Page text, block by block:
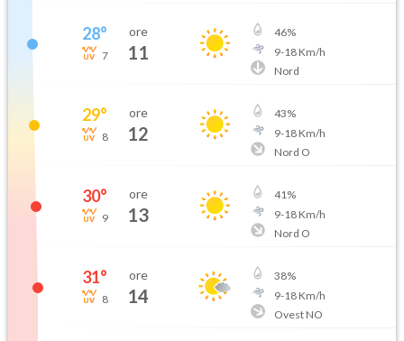
28°
7
ore
11
46%
9-18Km/h
Nord
29°
8
ore
12
43%
9-18Km/h
Nord O
30°
9
ore
13
41%
9-18Km/h
Nord O
31°
8
ore
14
38%
9-18Km/h
Ovest NO